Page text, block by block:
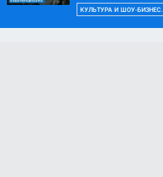
КУЛЬТУРА И ШОУ-БИЗНЕС.